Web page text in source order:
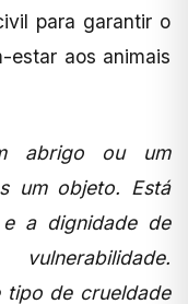
para garantir o
estar aos animais
abrigo ou um
um objeto. Está
a dignidade de
tipo de crueldade